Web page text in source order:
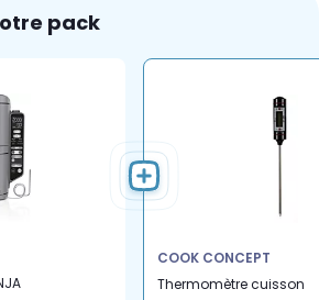
pack
COOK CONCEPT
Thermomètre cuisson